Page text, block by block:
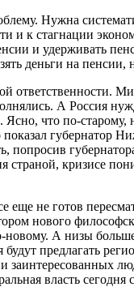
Нужна
и к стагнации
и удерживать
деньги на
ответственности.
А Россия
Ясно, что по-
губернатор
страной, кризисе
не готов
нового
А низы
предлагать
власть сегодня